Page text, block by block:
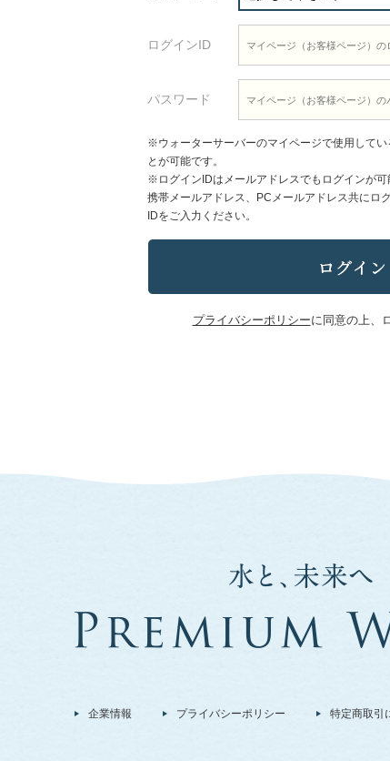
ログインID
パスワード
※ウォーターサーバーのマイページで使用してい
とが可能です。
※ログインIDはメールアドレスでもログインが可
携帯メールアドレス、PCメールアドレス共にロ
IDをご入力ください。
プライバシーポリシーに同意の上、
企業情報 プライバシーポリシー 特定商取引